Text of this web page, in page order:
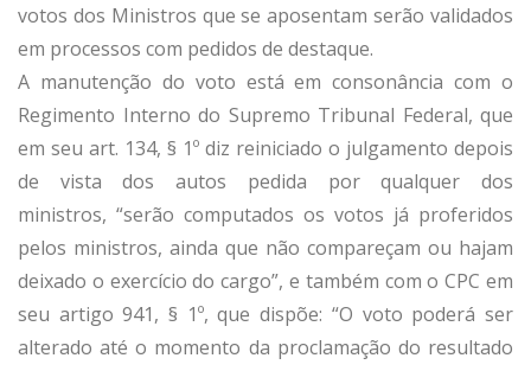
votos dos Ministros que se aposentam serão validados
em processos com pedidos de destaque.
A manutenção do voto está em consonância com o
Regimento Interno do Supremo Tribunal Federal, que
em seu art. 134, § 1º diz reiniciado o julgamento depois
de vista dos autos pedida por qualquer dos
ministros, “serão computados os votos já proferidos
pelos ministros, ainda que não compareçam ou hajam
deixado o exercício do cargo”, e também com o CPC em
seu artigo 941, § 1º, que dispõe: “O voto poderá ser
alterado até o momento da proclamação do resultado